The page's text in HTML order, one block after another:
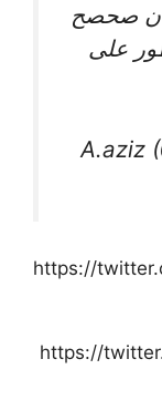
صحصح
على
https://
https://